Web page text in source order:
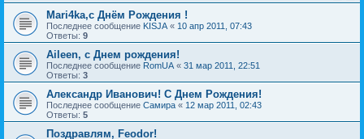
Mari4ka,с Днём Рождения !
Последнее сообщение KISJA « 10 апр 2011, 07:43
Ответы: 9
Aileen, с Днем рождения!
Последнее сообщение RomUA « 31 мар 2011, 22:51
Ответы: 3
Александр Иванович! С Днем Рождения!
Последнее сообщение Самира « 12 мар 2011, 02:43
Ответы: 5
Поздравлям, Feodor!